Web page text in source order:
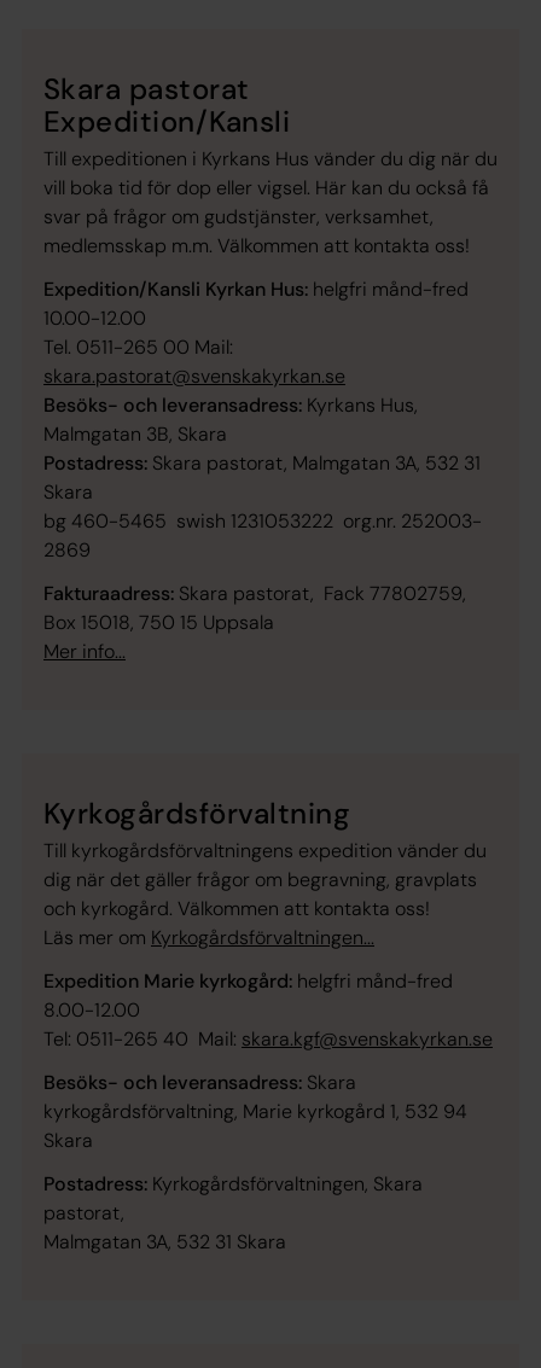
Skara pastorat
Expedition/Kansli
Till expeditionen i Kyrkans Hus vänder du dig när du
vill boka tid för dop eller vigsel. Här kan du också få
svar på frågor om gudstjänster, verksamhet,
medlemsskap m.m. Välkommen att kontakta oss!
Expedition/Kansli Kyrkan Hus: helgfri månd-fred
10.00-12.00
Tel. 0511-265 00 Mail:
skara.pastorat@svenskakyrkan.se
Besöks- och leveransadress: Kyrkans Hus,
Malmgatan 3B, Skara
Postadress: Skara pastorat, Malmgatan 3A, 532 31
Skara
bg 460-5465 swish 1231053222 org.nr. 252003-
2869
Fakturaadress: Skara pastorat, Fack 77802759,
Box 15018, 750 15 Uppsala
Mer info...
Kyrkogårdsförvaltning
Till kyrkogårdsförvaltningens expedition vänder du
dig när det gäller frågor om begravning, gravplats
och kyrkogård. Välkommen att kontakta oss!
Läs mer om Kyrkogårdsförvaltningen...
Expedition Marie kyrkogård: helgfri månd-fred
8.00-12.00
Tel: 0511-265 40 Mail: skara.kgf@svenskakyrkan.se
Besöks- och leveransadress: Skara
kyrkogårdsförvaltning, Marie kyrkogård 1, 532 94
Skara
Postadress: Kyrkogårdsförvaltningen, Skara
pastorat,
Malmgatan 3A, 532 31 Skara